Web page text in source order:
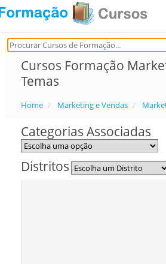
Cursos Formação
Temas
Home Marketing e Vendas
Categorias Associadas
Distritos